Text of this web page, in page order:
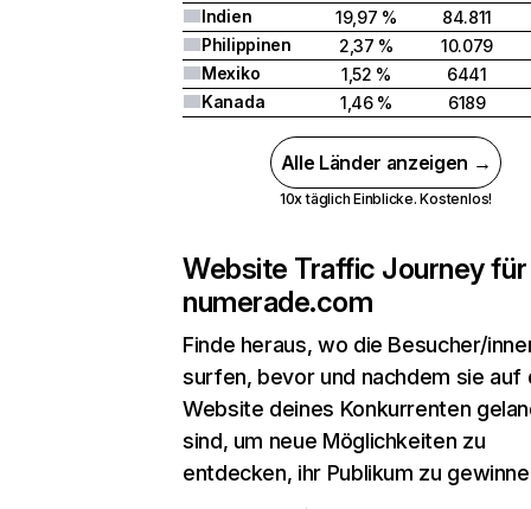
Indien
19,97 %
84.811
Philippinen
2,37 %
10.079
Mexiko
1,52 %
6441
Kanada
1,46 % 6189
Alle Länder anzeigen →
10x täglich Einblicke. Kostenlos!
Website Traffic Journey für
numerade.com
Finde heraus, wo die Besucher/
surfen, bevor und nachdem sie auf
Website deines Konkurrenten
sind, um neue Möglichkeiten zu
entdecken, ihr Publikum zu